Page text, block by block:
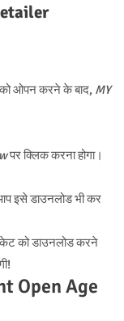
को ओपन करने के बाद, MY
पर क्लिक करना होगा।
इसे डाउनलोड भी कर
को डाउनलोड करने
Open Age